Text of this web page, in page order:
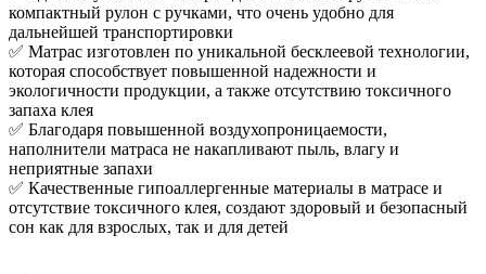
компактный рулон с ручками, что очень удобно для
дальнейшей транспортировки
✅ Матрас изготовлен по уникальной бесклеевой технологии,
которая способствует повышенной надежности и
экологичности продукции, а также отсутствию токсичного
запаха клея
✅ Благодаря повышенной воздухопроницаемости,
наполнители матраса не накапливают пыль, влагу и
неприятные запахи
✅ Качественные гипоаллергенные материалы в матрасе и
отсутствие токсичного клея, создают здоровый и безопасный
сон как для взрослых, так и для детей